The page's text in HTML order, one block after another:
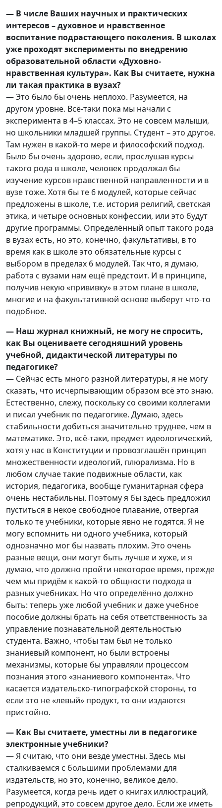
— В числе Ваших научных и практических
интересов – духовное и нравственное
воспитание подрастающего поколения. В школах
уже проходят эксперименты по внедрению
образовательной области «Духовно-
нравственная культура». Как Вы считаете, нужна
ли такая практика в вузах?
— Это было бы очень неплохо. Разумеется, на
другом уровне. Всё-таки пока мы начали с
эксперимента в 4–5 классах. Это не совсем малыши,
но школьники младшей группы. Студент – это другое.
Там нужен в какой-то мере и философский подход.
Было бы очень здорово, если, прослушав курсы
такого рода в школе, человек продолжал бы
изучение курсов нравственной направленности и в
вузе тоже. Хотя бы те 6 модулей, которые сейчас
предложены в школе, т.е. история религий, светская
этика, и четыре основных конфессии, или это будут
другие программы. Определённый опыт такого рода
в вузах есть, но это, конечно, факультативы, в то
время как в школе это обязательные курсы с
выбором в пределах 6 модулей. Так что, я думаю,
работа с вузами нам ещё предстоит. И в принципе,
получив некую «прививку» в этом плане в школе,
многие и на факультативной основе выберут что-то
подобное.
— Наш журнал книжный, не могу не спросить,
как Вы оцениваете сегодняшний уровень
учебной, дидактической литературы по
педагогике?
— Сейчас есть много разной литературы, я не могу
сказать, что исчерпывающим образом всё это знаю.
Естественно, слежу, поскольку со своими коллегами
и писал учебник по педагогике. Думаю, здесь
стабильности добиться значительно труднее, чем в
математике. Это, всё-таки, предмет идеологический,
хотя у нас в Конституции и провозглашён принцип
множественности идеологий, плюрализма. Но в
любом случае такие подвижные области, как
история, педагогика, вообще гуманитарная сфера
очень нестабильны. Поэтому я бы здесь предложил
пуститься в некое свободное плавание, отвергая
только те учебники, которые явно не годятся. Я не
могу вспомнить ни одного учебника, который
однозначно мог бы назвать плохим. Это очень
разные вещи, они могут быть лучше и хуже, и я
думаю, что должно пройти некоторое время, прежде
чем мы придём к какой-то общности подхода в
разных учебниках. Но что определённо должно
быть: теперь уже любой учебник и даже учебное
пособие должны брать на себя ответственность за
управление познавательной деятельностью
студента. Важно, чтобы там был не только
знаниевый компонент, но были встроены
механизмы, которые бы управляли процессом
познания этого «знаниевого компонента». Что
касается издательско-типографской стороны, то
если это не «левый» продукт, то они издаются
пристойно.
— Как Вы считаете, уместны ли в педагогике
электронные учебники?
— Я считаю, что они везде уместны. Здесь мы
сталкиваемся с большими проблемами для
издательств, но это, конечно, великое дело.
Разумеется, когда речь идет о книгах иллюстраций,
репродукций, это совсем другое дело. Если же иметь